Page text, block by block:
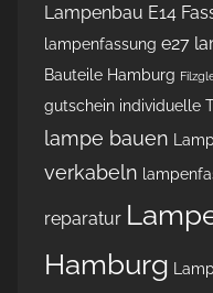
Lampenbau E14
lampenfassung e27
Bauteile Hamburg
gutschein individuelle
lampe bauen
verkabeln
reparatur
Hamburg